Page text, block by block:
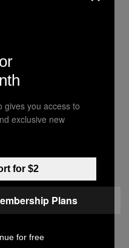
Everything To
Marvel
gives you access to
exclusive new
for $2
Plans
for free